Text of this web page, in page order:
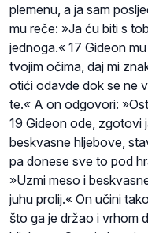
plemenu, a ja sam
mu reče: »Ja ću biti s
jednoga.« 17 Gideon
tvojim očima, daj mi
otići odavde dok se ne
te.« A on odgovori:
19 Gideon ode, zgotovi
beskvasne hljebove,
pa donese sve to pod
»Uzmi meso i
juhu prolij.« On učini
što ga je držao i vrhom